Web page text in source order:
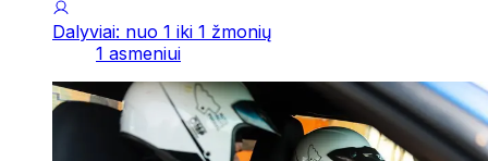
Dalyviai: nuo 1 iki 1 žmonių
1 asmeniui